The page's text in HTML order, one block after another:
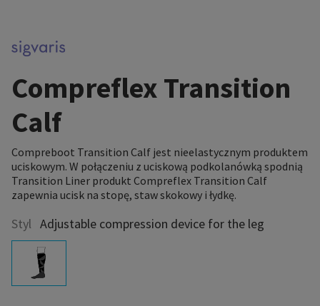
Compreflex Transition
Calf
Compreboot Transition Calf jest nieelastycznym produktem
uciskowym. W połączeniu z uciskową podkolanówką spodnią
Transition Liner produkt Compreflex Transition Calf
zapewnia ucisk na stopę, staw skokowy i łydkę.
Styl Adjustable compression device for the leg